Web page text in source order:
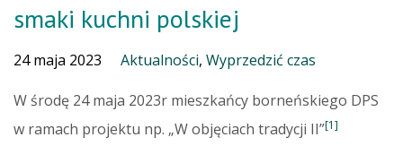
smaki kuchni polskiej
24 maja 2023 Aktualności, Wyprzedzić czas
W środę 24 maja 2023r mieszkańcy borneńskiego DPS
w ramach projektu np. „W objęciach tradycji II”[1]